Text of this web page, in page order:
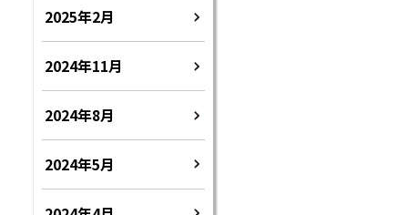
2025年2月
2024年11月
2024年8月
2024年5月